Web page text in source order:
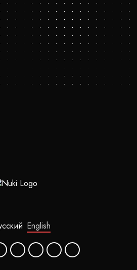
English